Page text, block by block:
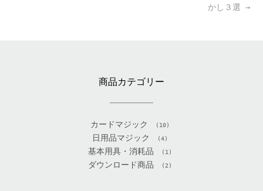
かし３選 →
商品カテゴリー
カードマジック (10)
日用品マジック (4)
基本用具・消耗品 (1)
ダウンロード商品 (2)